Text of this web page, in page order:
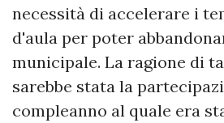
necessità di accelerare i
d'aula per poter
municipale. La ragione di
sarebbe stata la
compleanno al quale era